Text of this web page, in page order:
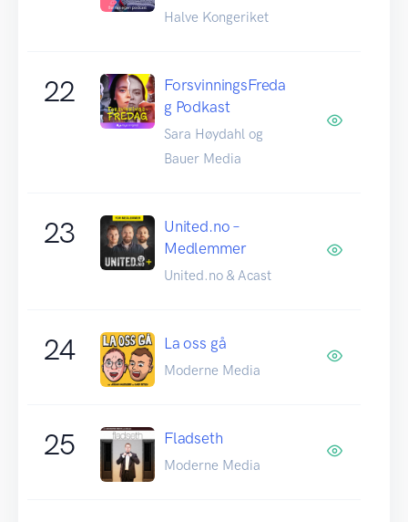
Halve Kongeriket
22
ForsvinningsFreda
g Podkast
Sara Høydahl og
Bauer Media
23
United.no –
Medlemmer
United.no & Acast
24 La oss gå
Moderne Media
25 Fladseth
Moderne Media